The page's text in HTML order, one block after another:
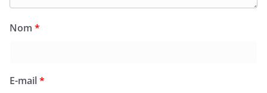
Nom *
E-mail*